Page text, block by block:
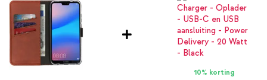
Geen
116
10% korting